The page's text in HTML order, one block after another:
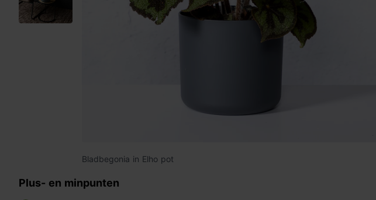
Bladbegonia in Elho pot
Plus- en minpunten